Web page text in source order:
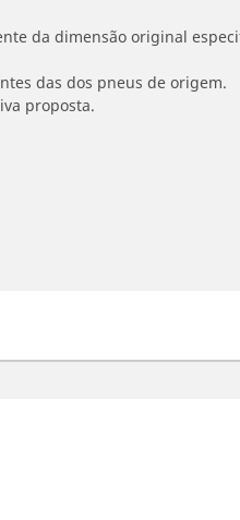
da dimensão original
das dos pneus de origem.
proposta.